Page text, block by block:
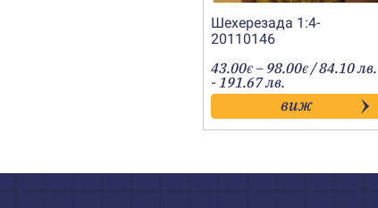
Шехерезада 1:4-
20110146
43.00€ – 98.00€Price
range:
43.00€
through
98.00€
/ 84.10 лв.
- 191.67 лв.
виж